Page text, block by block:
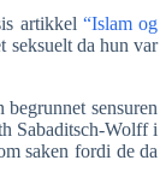
artikkel “Islam og
seksuelt da hun var
sensuren
Sabaditsch-Wolff i
saken fordi de da